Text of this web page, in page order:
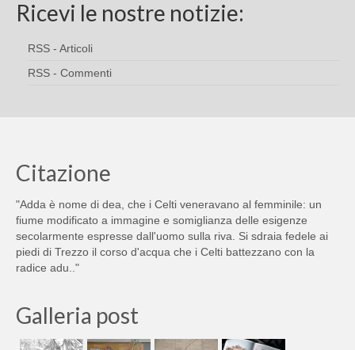
Ricevi le nostre notizie:
RSS - Articoli
RSS - Commenti
Citazione
"Adda è nome di dea, che i Celti veneravano al femminile: un
fiume modificato a immagine e somiglianza delle esigenze
secolarmente espresse dall'uomo sulla riva. Si sdraia fedele ai
piedi di Trezzo il corso d'acqua che i Celti battezzano con la
radice adu.."
Galleria post